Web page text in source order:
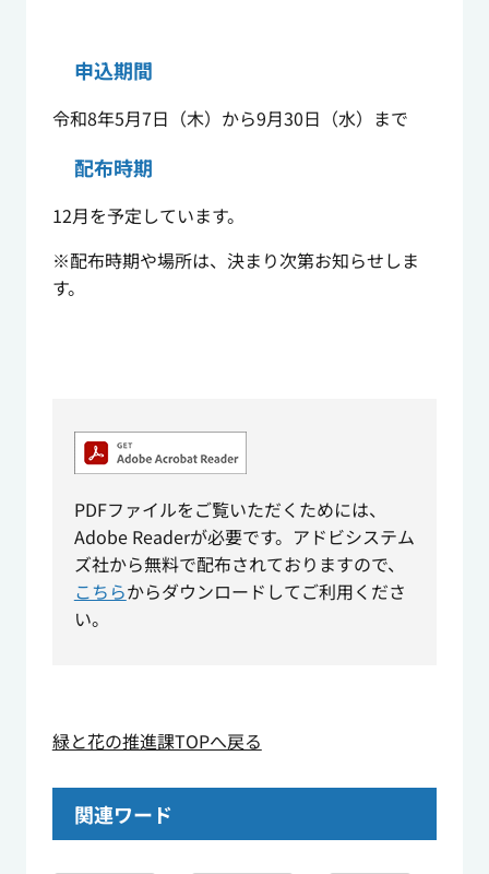
申込期間
令和8年5月7日（木）から9月30日（水）まで
配布時期
12月を予定しています。
※配布時期や場所は、決まり次第お知らせしま
す。
PDFファイルをご覧いただくためには、
Adobe Readerが必要です。アドビシステム
ズ社から無料で配布されておりますので、
こちらからダウンロードしてご利用くださ
い。
緑と花の推進課TOPへ戻る
関連ワード